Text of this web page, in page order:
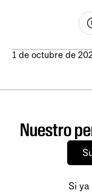
1 de octubre de
Nuestro
Si